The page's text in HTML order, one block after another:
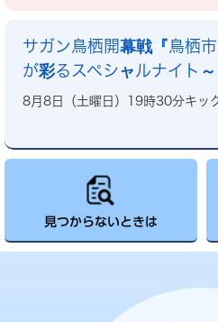
サガン鳥栖開幕戦『鳥栖
が彩るスペシャルナイト～
8月8日（土曜日）19時30分キッ
見つからないときは